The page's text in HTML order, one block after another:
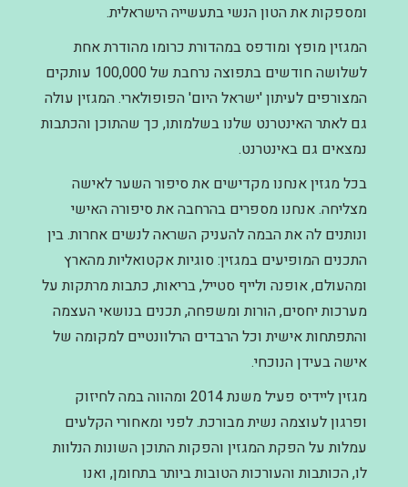
ומספקות את הטון הנשי בתעשייה הישראלית.
המגזין מופץ ומודפס במהדורת כרומו מהודרת אחת
לשלושה חודשים בתפוצה נרחבת של 100,000 עותקים
המצורפים לעיתון 'ישראל היום' הפופולארי. המגזין עולה
גם לאתר האינטרנט שלנו בשלמותו, כך שהתוכן והכתבות
נמצאים גם באינטרנט.
בכל מגזין אנחנו מקדישים את סיפור השער לאישה
מצליחה. אנחנו מספרים בהרחבה את סיפורה האישי
ונותנים לה את הבמה להעניק השראה לנשים אחרות. בין
התכנים המופיעים במגזין: סוגיות אקטואליות מהארץ
ומהעולם, אופנה ולייף סטייל, בריאות, כתבות מרתקות על
מערכות יחסים, הורות ומשפחה, תכנים בנושאי העצמה
והתפתחות אישית וכל הרבדים הרלוונטיים למקומה של
אישה בעידן הנוכחי.
מגזין ליידיס פעיל משנת 2014 ומהווה במה לחיזוק
ופרגון לעוצמה נשית מבורכת. לפני ומאחורי הקלעים
עמלות על הפקת המגזין והפקות התוכן השונות הנלוות
לו, הכותבות והעורכות הטובות ביותר בתחומן, ואנו